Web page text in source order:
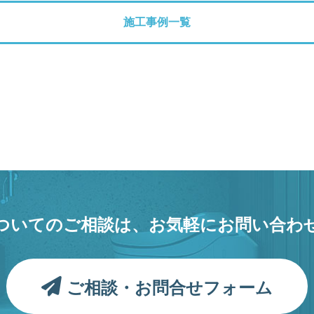
施工事例一覧
いてのご相談は、 お気軽にお問い合わ
ご相談・お問合せフォーム